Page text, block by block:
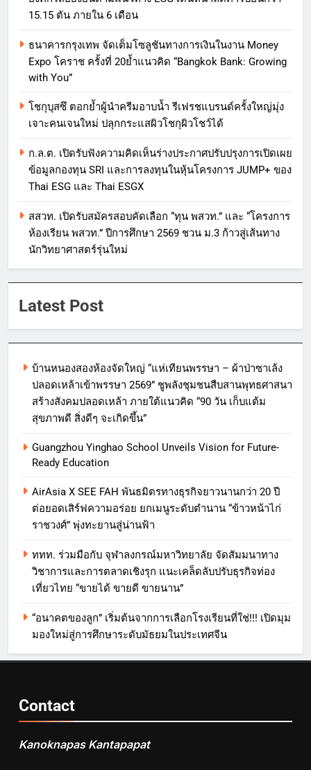
15.15 ตัน ภายใน 6 เดือน
ธนาคารกรุงเทพ จัดเต็มโซลูชันทางการเงินในงาน Money
Expo โคราช ครั้งที่ 20ย้ำแนวคิด “Bangkok Bank: Growing
with You”
โชกุบุสซึ ตอกย้ำผู้นำครีมอาบน้ำ รีเฟรชแบรนด์ครั้งใหญ่มุ่ง
เจาะคนเจนใหม่ ปลุกกระแสผิวโชกุผิวโชว์ได้
ก.ล.ต. เปิดรับฟังความคิดเห็นร่างประกาศปรับปรุงการเปิดเผย
ข้อมูลกองทุน SRI และการลงทุนในหุ้นโครงการ JUMP+ ของ
Thai ESG และ Thai ESGX
สสวท. เปิดรับสมัครสอบคัดเลือก “ทุน พสวท.” และ “โครงการ
ห้องเรียน พสวท.” ปีการศึกษา 2569 ชวน ม.3 ก้าวสู่เส้นทาง
นักวิทยาศาสตร์รุ่นใหม่
Latest Post
บ้านหนองสองห้องจัดใหญ่ “แห่เทียนพรรษา – ผ้าป่าซาเล้ง
ปลอดเหล้าเข้าพรรษา 2569” ชูพลังชุมชนสืบสานพุทธศาสนา
สร้างสังคมปลอดเหล้า ภายใต้แนวคิด “90 วัน เก็บแต้ม
สุขภาพดี สิ่งดีๆ จะเกิดขึ้น”
Guangzhou Yinghao School Unveils Vision for Future-
Ready Education
AirAsia X SEE FAH พันธมิตรทางธุรกิจยาวนานกว่า 20 ปี
ต่อยอดเสิร์ฟความอร่อย ยกเมนูระดับตำนาน “ข้าวหน้าไก่
ราชวงศ์” พุ่งทะยานสู่น่านฟ้า
ททท. ร่วมมือกับ จุฬาลงกรณ์มหาวิทยาลัย จัดสัมมนาทาง
วิชาการและการตลาดเชิงรุก แนะเคล็ดลับปรับธุรกิจท่อง
เที่ยวไทย “ขายได้ ขายดี ขายนาน”
“อนาคตของลูก” เริ่มต้นจากการเลือกโรงเรียนที่ใช่!!! เปิดมุม
มองใหม่สู่การศึกษาระดับมัธยมในประเทศจีน
Contact
Kanoknapas Kantapapat